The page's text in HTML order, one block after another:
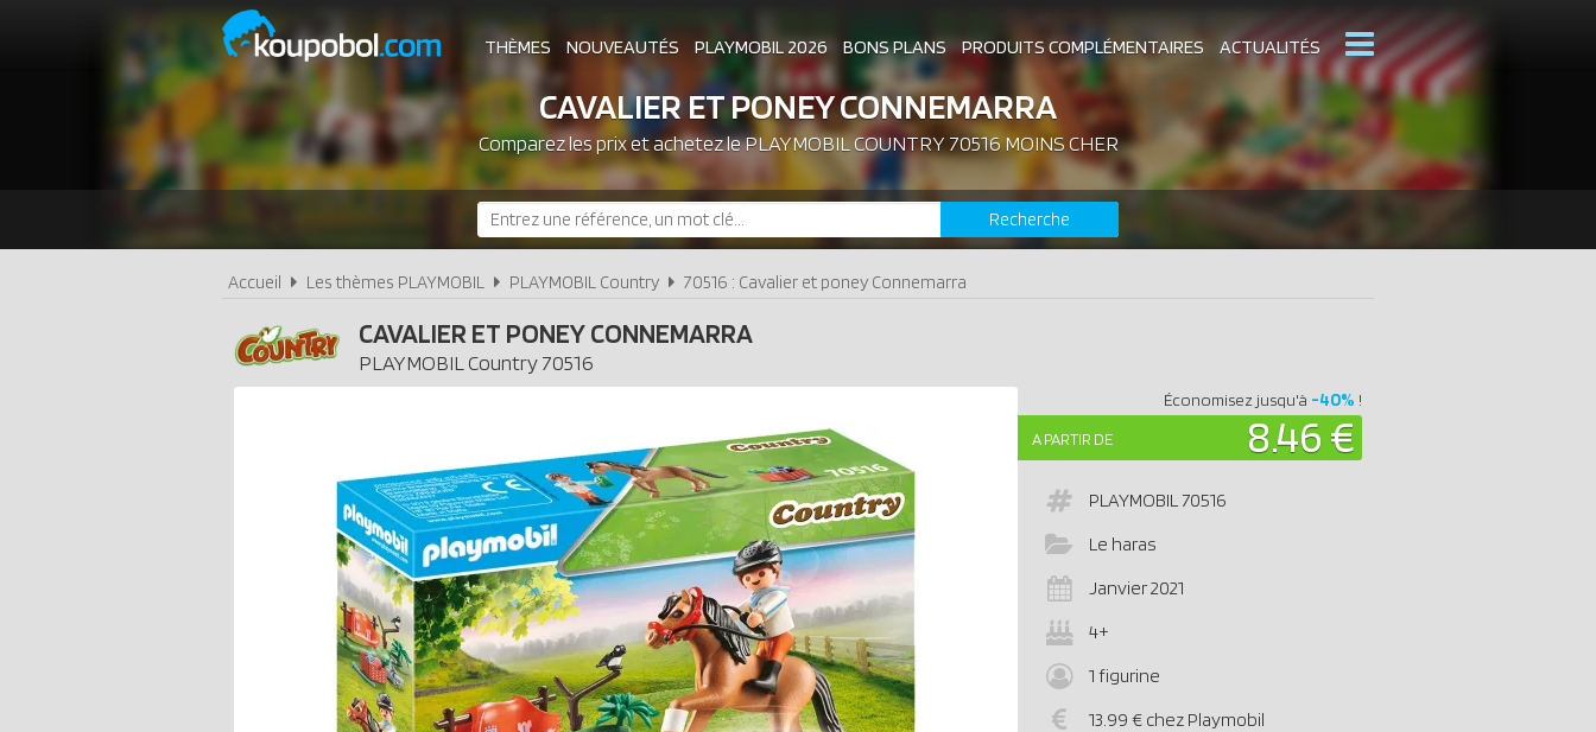
THÈMES NOUVEAUTÉS PLAYMOBIL 2026 BONS PLANS PRODUITS COMPLÉMENTAIRES ACTUALITÉS
ASSOCIATIONS DE FANS EXPOSITIONS PLAYMOBIL CATALOGUES PLAYMOBIL
LES PLAYMOBIL LES PLUS CHERS DERNIERS PLAYMOBIL AJOUTÉS
CAVALIER ET PONEY CONNEMARRA
Comparez les prix et achetez lePLAYMOBIL COUNTRY 70516 MOINS CHER
Recherche
Accueil Les thèmes PLAYMOBIL PLAYMOBIL Country 70516 : Cavalier et poney Connemarra
CAVALIER ET PONEY CONNEMARRA
PLAYMOBIL Country70516
A PARTIR DE 8.46 €
Économisez jusqu'à -40% !
PLAYMOBIL70516
Le haras
Janvier 2021
4+
1 figurine
13.99 € chez Playmobil